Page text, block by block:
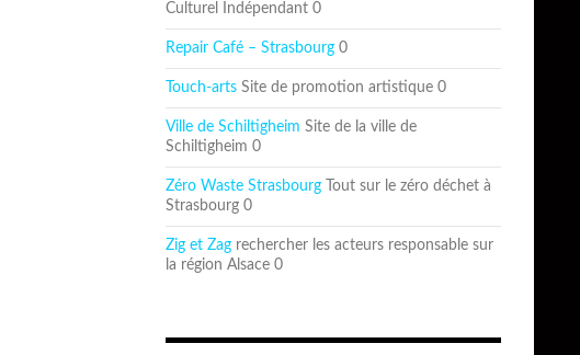
Culturel Indépendant 0
Repair Café – Strasbourg 0
Touch-arts Site de promotion artistique 0
Ville de Schiltigheim Site de la ville de
Schiltigheim 0
Zéro Waste Strasbourg Tout sur le zéro déchet à
Strasbourg 0
Zig et Zag rechercher les acteurs responsable sur
la région Alsace 0